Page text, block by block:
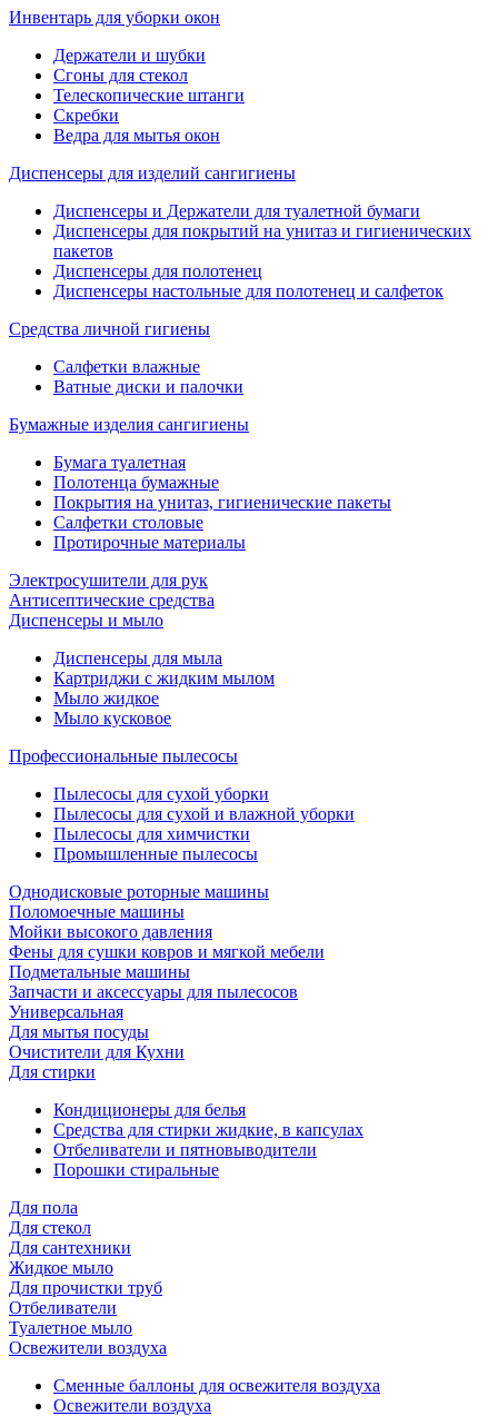
Инвентарь для уборки окон
Держатели и шубки
Сгоны для стекол
Телескопические штанги
Скребки
Ведра для мытья окон
Диспенсеры для изделий сангигиены
Диспенсеры и Держатели для туалетной бумаги
Диспенсеры для покрытий на унитаз и гигиенических
пакетов
Диспенсеры для полотенец
Диспенсеры настольные для полотенец и салфеток
Средства личной гигиены
Салфетки влажные
Ватные диски и палочки
Бумажные изделия сангигиены
Бумага туалетная
Полотенца бумажные
Покрытия на унитаз, гигиенические пакеты
Салфетки столовые
Протирочные материалы
Электросушители для рук
Антисептические средства
Диспенсеры и мыло
Диспенсеры для мыла
Картриджи с жидким мылом
Мыло жидкое
Мыло кусковое
Профессиональные пылесосы
Пылесосы для сухой уборки
Пылесосы для сухой и влажной уборки
Пылесосы для химчистки
Промышленные пылесосы
Однодисковые роторные машины
Поломоечные машины
Мойки высокого давления
Фены для сушки ковров и мягкой мебели
Подметальные машины
Запчасти и аксессуары для пылесосов
Универсальная
Для мытья посуды
Очиcтители для Кухни
Для стирки
Кондиционеры для белья
Средства для стирки жидкие, в капсулах
Отбеливатели и пятновыводители
Порошки стиральные
Для пола
Для стекол
Для сантехники
Жидкое мыло
Для прочистки труб
Отбеливатели
Туалетное мыло
Освежители воздуха
Сменные баллоны для освежителя воздуха
Освежители воздуха